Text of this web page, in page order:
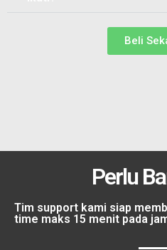
Beli
Perlu
Tim support kami siap
time maks 15 menit pada